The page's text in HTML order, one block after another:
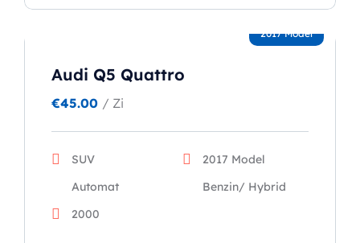
2017 Model
Audi Q5 Quattro
€45.00 / Zi
SUV
2017 Model
Automat
Benzin/ Hybrid
2000